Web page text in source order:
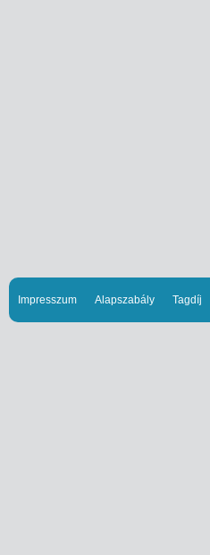
Impresszum Alapszabály Tagdíj